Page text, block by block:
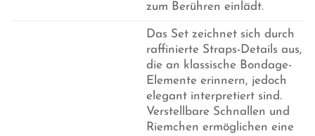
zum Berühren einlädt.
Das Set zeichnet sich durch
raffinierte Straps-Details aus,
die an klassische Bondage-
Elemente erinnern, jedoch
elegant interpretiert sind.
Verstellbare Schnallen und
Riemchen ermöglichen eine